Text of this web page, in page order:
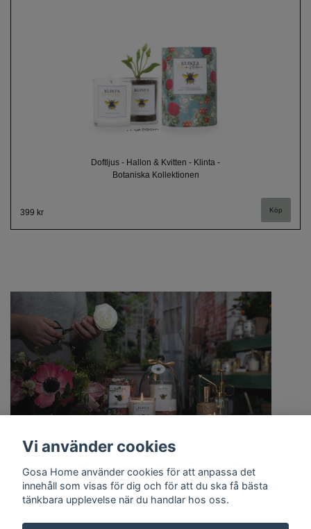
Doftljus - Hallon & Kvitten - Klinta -
Botaniska Kollektionen
399 kr
Vi använder cookies
Gosa Home använder cookies för att anpassa det
innehåll som visas för dig och för att du ska få bästa
tänkbara upplevelse när du handlar hos oss.